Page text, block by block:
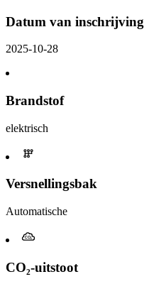
Datum van inschrijving
2025-10-28
Brandstof
elektrisch
Versnellingsbak
Automatische
CO₂-uitstoot